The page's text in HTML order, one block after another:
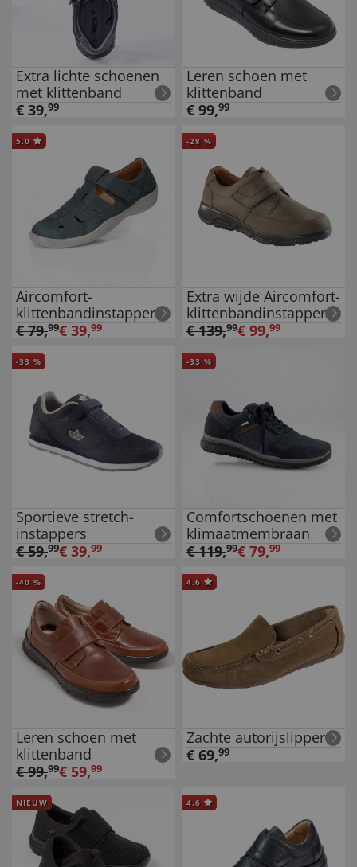
Extra lichte schoenen
met klittenband
€ 39,99
Leren schoen met
klittenband
€ 99,99
5.0
Aircomfort-
klittenbandinstappers
€79,99€ 39,99
-28 %
Extra wijde Aircomfort-
klittenbandinstappers
€139,99€ 99,99
-33 %
Sportieve stretch-
instappers
€59,99€ 39,99
-33 %
Comfortschoenen met
klimaatmembraan
€119,99€ 79,99
-40 %
Leren schoen met
klittenband
€99,99€ 59,99
4.6
Zachte autorijslipper
€ 69,99
NIEUW 4.6